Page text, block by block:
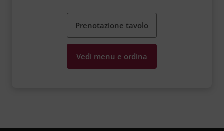
Prenotazione tavolo
Vedi menu e ordina